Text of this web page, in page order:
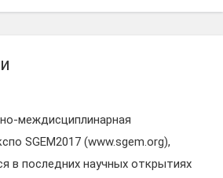
междисциплинарная
SGEM2017 (www.sgem.org),
в последних научных открытиях